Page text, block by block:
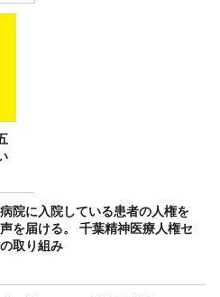
院に入院している患者の人権を
を届ける。 千葉精神医療人権セ
取り組み